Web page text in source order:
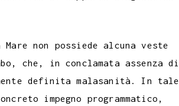
non possiede alcuna veste
che, in conclamata assenza di
definita malasanità. In tale
impegno programmatico,